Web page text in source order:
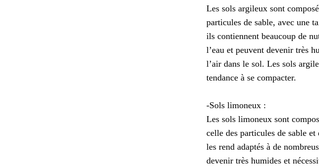
Les sols argileux sont
particules de sable, avec une
ils contiennent beaucoup de
l’eau et peuvent devenir très
l’air dans le sol. Les sols
tendance à se compacter.
-Sols limoneux :
Les sols limoneux sont
celle des particules de sable
les rend adaptés à de
devenir très humides et